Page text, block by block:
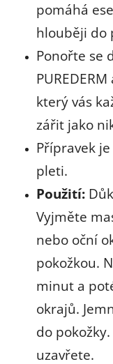
pomáhá
hlouběji do
Ponořte se
který vás
zářit jako
Přípravek
pleti.
Použití:
Vyjměte
nebo oční
pokožkou.
minut a
okrajů.
do
uzavřete.